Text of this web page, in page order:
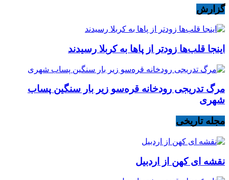
گزارش
اینجا قلب‌ها زودتر از پاها به کربلا رسیدند
مرگ تدریجی رودخانه قره‌سو زیر بار سنگین پساب
شهری
مجله تاریخی
نقشه ای کهن از اردبیل